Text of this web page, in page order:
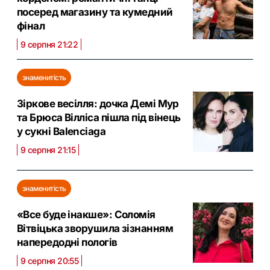
посеред магазину та кумедний
фінал
9 серпня 21:22
знаменитість
Зіркове весілля: дочка Демі Мур
та Брюса Вілліса пішла під вінець
у сукні Balenciaga
9 серпня 21:15
знаменитість
«Все буде інакше»: Соломія
Вітвіцька зворушила зізнанням
напередодні пологів
9 серпня 20:55